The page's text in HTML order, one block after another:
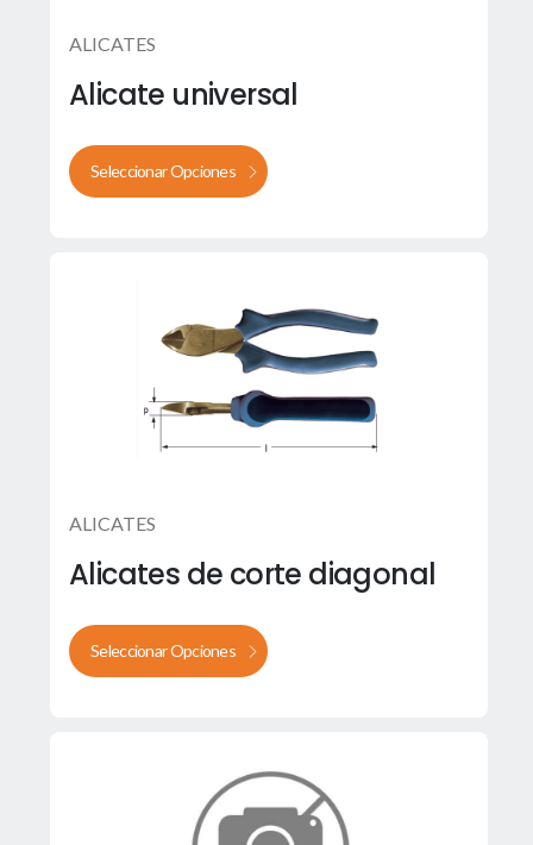
ALICATES
Alicate universal
Seleccionar Opciones
ALICATES
Alicates de corte diagonal
Seleccionar Opciones